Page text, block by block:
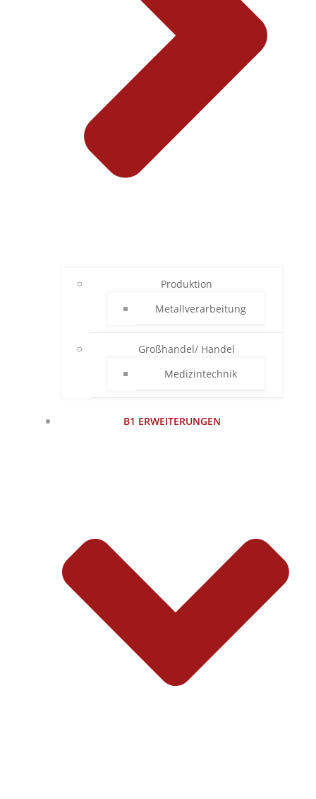
Produktion
Metallverarbeitung
Großhandel/ Handel
Medizintechnik
B1 ERWEITERUNGEN